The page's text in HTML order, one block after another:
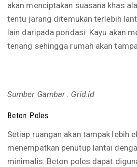
akan menciptakan suasana khas
tentu jarang ditemukan terlebih
lain daripada pondasi. Kayu akan
tenang sehingga rumah akan
Sumber Gambar : Grid.id
Beton Poles
Setiap ruangan akan tampak lebih
menempatkan penutup lantai
minimalis. Beton poles dapat